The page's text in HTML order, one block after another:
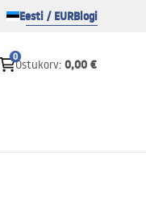
Eesti / EURBlogi
0
Ostukorv: 0,00 €